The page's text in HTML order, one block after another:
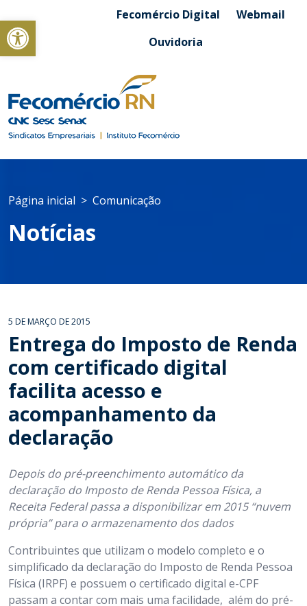
Abrir a barra de ferramentasFecomércio Digital
Webmail
Ouvidoria
Página inicial Comunicação
Notícias
5 DE MARÇO DE 2015
Entrega do Imposto de Renda
com certificado digital
facilita acesso e
acompanhamento da
declaração
Depois do pré-preenchimento automático da
declaração do Imposto de Renda Pessoa Física, a
Receita Federal passa a disponibilizar em 2015 “nuvem
própria” para o armazenamento dos dados
Contribuintes que utilizam o modelo completo e o
simplificado da declaração do Imposto de Renda Pessoa
Física (IRPF) e possuem o certificado digital e-CPF
passam a contar com mais uma facilidade, além do pré-